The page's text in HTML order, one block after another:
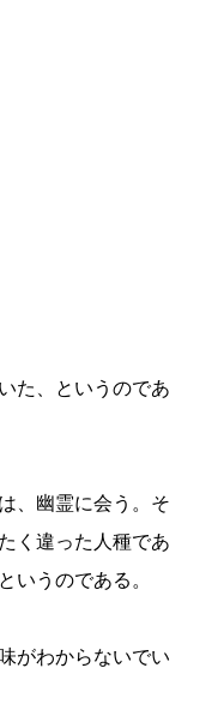
た、というのであ
、幽霊に会う。そ
く違った人種であ
いうのである。
がわからないでい